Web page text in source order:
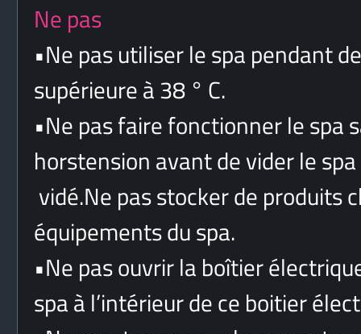
Ne pas
•Ne pas utiliser le spa pendant
supérieure à 38 ° C.
•Ne pas faire fonctionner le spa
horstension avant de vider le
vidé.Ne pas stocker de produits
équipements du spa.
•Ne pas ouvrir la boîtier
spa à l’intérieur de ce boitier